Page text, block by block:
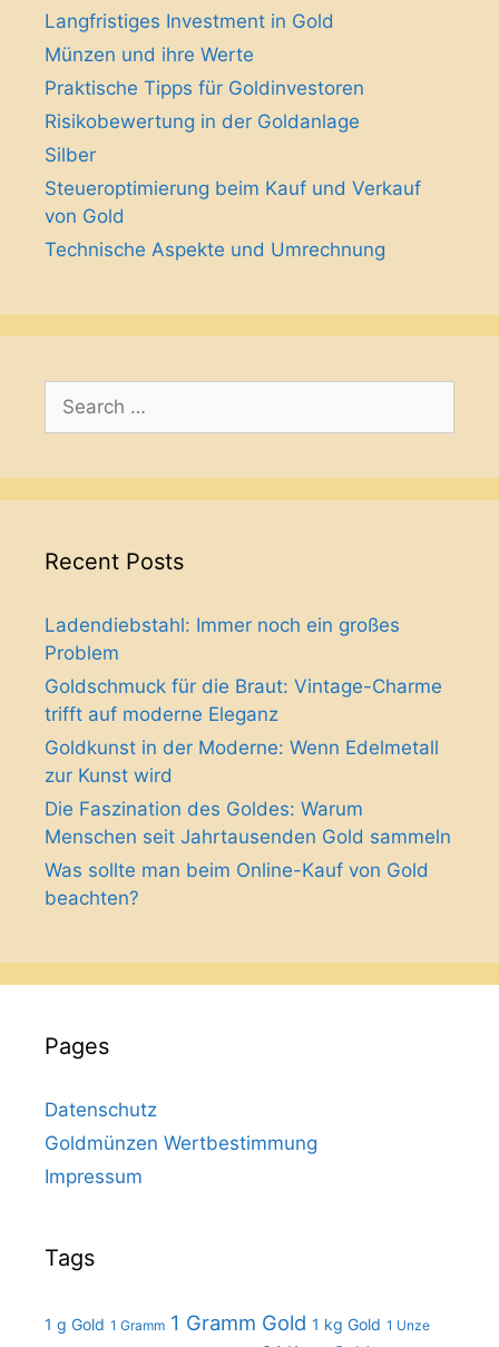
Langfristiges Investment in Gold
Münzen und ihre Werte
Praktische Tipps für Goldinvestoren
Risikobewertung in der Goldanlage
Silber
Steueroptimierung beim Kauf und Verkauf
von Gold
Technische Aspekte und Umrechnung
for:
Recent Posts
Ladendiebstahl: Immer noch ein großes
Problem
Goldschmuck für die Braut: Vintage-Charme
trifft auf moderne Eleganz
Goldkunst in der Moderne: Wenn Edelmetall
zur Kunst wird
Die Faszination des Goldes: Warum
Menschen seit Jahrtausenden Gold sammeln
Was sollte man beim Online-Kauf von Gold
beachten?
Pages
Datenschutz
Goldmünzen Wertbestimmung
Impressum
Tags
1 g Gold 1 Gramm 1 Gramm Gold 1 kg Gold 1 Unze